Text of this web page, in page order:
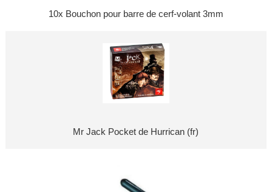
10x Bouchon pour barre de cerf-volant 3mm
Mr Jack Pocket de Hurrican (fr)